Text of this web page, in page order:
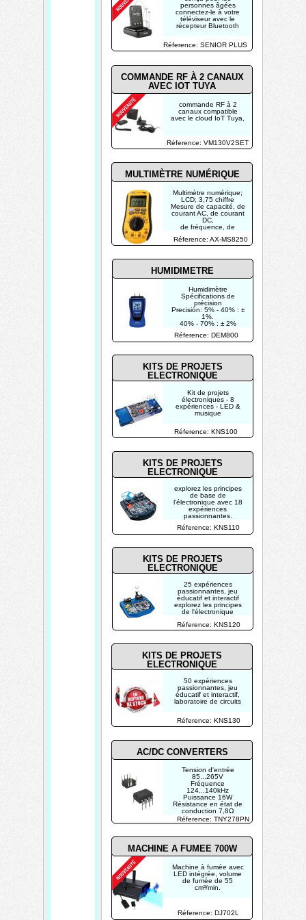
Réference: DEM800
Humidimètre
Spécifications de
précision
Precisión: 5% - 40% : ±
1%.
40% - 70% : ± 2%
KITS DE PROJETS
ELECTRONIQUE
KITS DE PROJETS
ELECTRONIQUE
KITS DE PROJETS
ELECTRONIQUE
AC/DC CONVERTERS
KITS DE PROJETS
ELECTRONIQUE
Kit de projets
électroniques - 8
expériences - LED &
musique
explorez les principes
de base de
l'électronique avec 18
expériences
passionnantes.
25 expériences
passionnantes, jeu
éducatif et interactif
explorez les principes
de l'électronique
Tension d'entrée
85...265V
Fréquence
124...140kHz
Puissance 16W
Résistance en état de
conduction 7,8Ω
Tension de claquage
700V
50 expériences
passionnantes, jeu
éducatif et interactif,
laboratoire de circuits
Réference: KNS100
Réference: KNS110
Réference: KNS120
Réference: KNS130
Réference: TNY278PN
HUMIDIMETRE
MACHINE A FUMEE 700W
Machine à fumée avec
LED intégrée, volume
de fumée de 55
cm³/min.
Réference: DJ702L
MULTIMÈTRE NUMÉRIQUE
Multimètre numérique;
LCD; 3,75 chiffre
Mesure de capacité, de
courant AC, de courant
DC,
de fréquence, de
température, tension
AC, tension DC
Réference: AX-MS8250
COMMANDE RF À 2 CANAUX
AVEC IOT TUYA
personnes âgées
connectez-le à votre
téléviseur avec le
récepteur Bluetooth
commande RF à 2
canaux compatible
avec le cloud IoT Tuya,
Réference: SENIOR PLUS
Réference: VM130V2SET